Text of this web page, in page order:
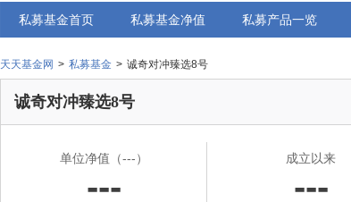
私募基金首页 私募基金净值 私募产品一览
天天基金网 > 私募基金 > 诚奇对冲臻选8号
诚奇对冲臻选8号
单位净值 （---）
---
成立以来
---